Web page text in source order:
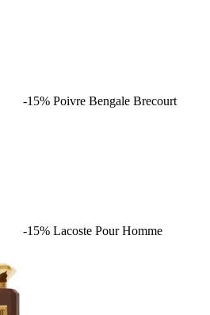
-15% Poivre Bengale Brecourt
-15% Lacoste Pour Homme